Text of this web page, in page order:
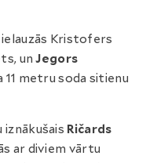
ielauzās Kristofers
unJegors
11 metru soda sitienu
iznākušais Ričards
ar diviem vārtu